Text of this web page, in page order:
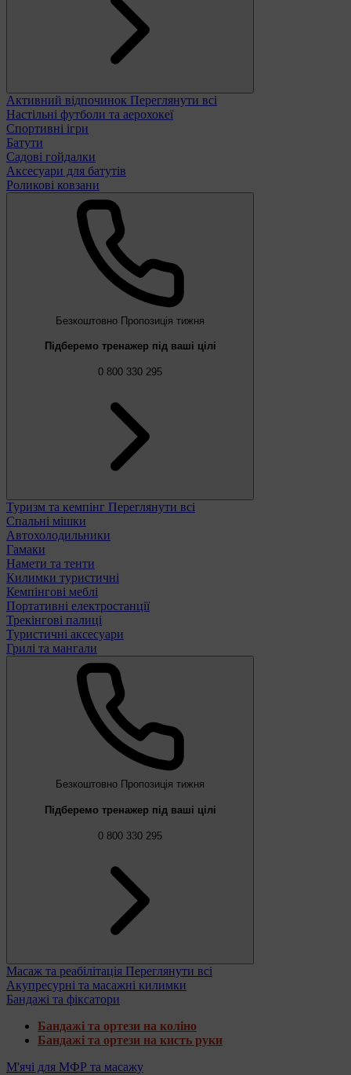
Активний відпочинок Переглянути всі
Настільні футболи та аерохокеї
Спортивні ігри
Батути
Садові гойдалки
Аксесуари для батутів
Роликові ковзани
Безкоштовно Пропозиція тижня
Підберемо тренажер під ваші цілі
0 800 330 295
Туризм та кемпінг Переглянути всі
Спальні мішки
Автохолодильники
Гамаки
Намети та тенти
Килимки туристичні
Кемпінгові меблі
Портативні електростанції
Трекінгові палиці
Туристичні аксесуари
Грилі та мангали
Безкоштовно Пропозиція тижня
Підберемо тренажер під ваші цілі
0 800 330 295
Масаж та реабілітація Переглянути всі
Акупресурні та масажні килимки
Бандажі та фіксатори
Бандажі та ортези на коліно
Бандажі та ортези на кисть руки
М'ячі для МФР та масажу